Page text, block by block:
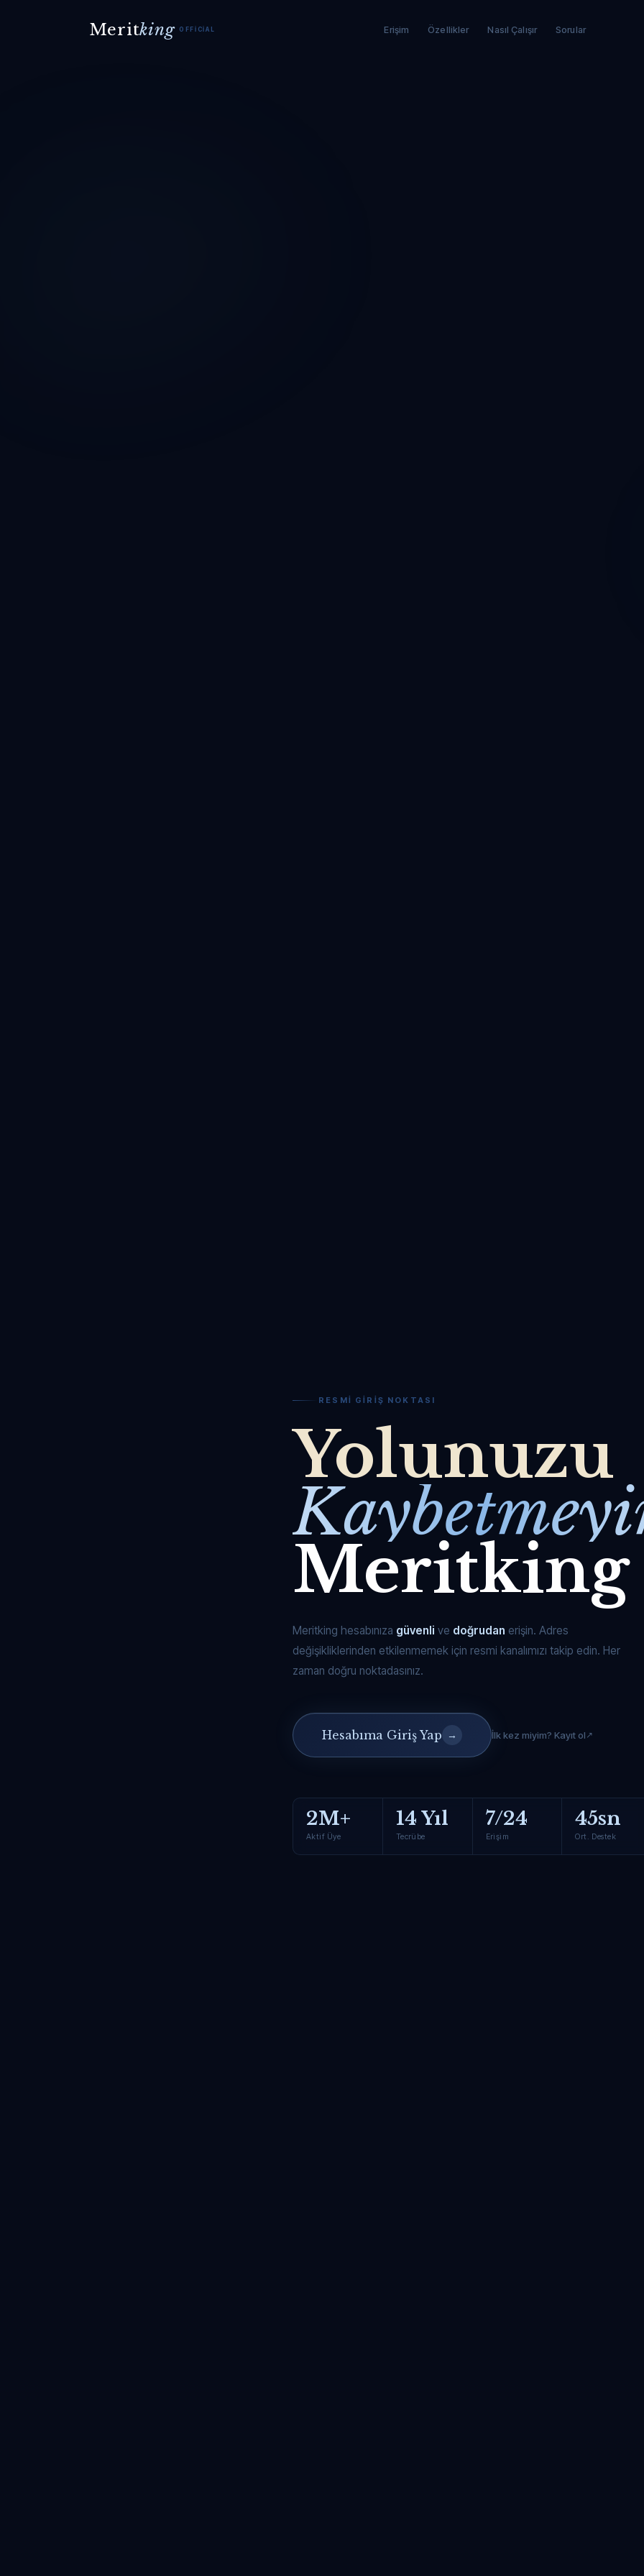
Meritking OFFICIAL Erişim Özellikler Nasıl Çalışır Sorular
RESMI GIRIŞ NOKTASI
Yolunuzu
Meritking
Meritking hesabınıza güvenli ve doğrudan erişin. Adres
değişikliklerinden etkilenmemek için resmi kanalımızı takip edin. Her
zaman doğru noktadasınız.
Hesabıma Giriş Yap → İlk kez miyim? Kayıt ol
2M+
Aktif Üye
14 Yıl
Tecrübe
7/24
Erişim
45sn
Ort. Destek